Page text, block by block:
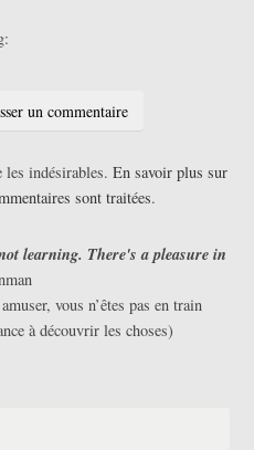
indésirables. En savoir plus sur
sont traitées.
learning. There's a pleasure in
vous n’êtes pas en train
à découvrir les choses)